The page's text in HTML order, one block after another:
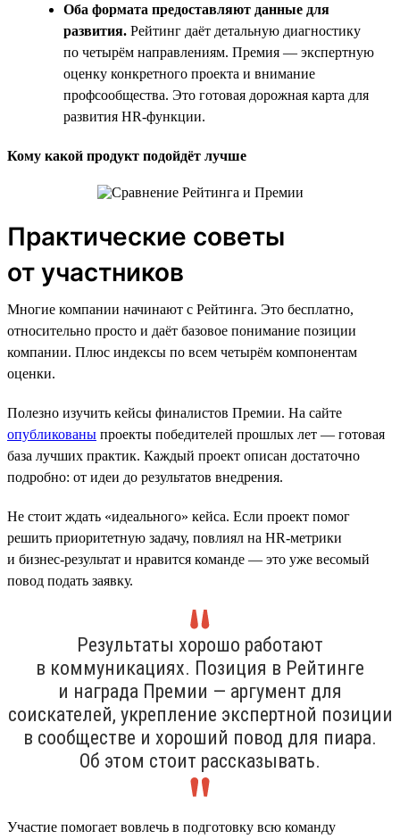
Оба формата предоставляют данные для
развития. Рейтинг даёт детальную диагностику
по четырём направлениям. Премия — экспертную
оценку конкретного проекта и внимание
профсообщества. Это готовая дорожная карта для
развития HR-функции.
Кому какой продукт подойдёт лучше
Практические советы
от участников
Многие компании начинают с Рейтинга. Это бесплатно,
относительно просто и даёт базовое понимание позиции
компании. Плюс индексы по всем четырём компонентам
оценки.
Полезно изучить кейсы финалистов Премии. На сайте
опубликованы проекты победителей прошлых лет — готовая
база лучших практик. Каждый проект описан достаточно
подробно: от идеи до результатов внедрения.
Не стоит ждать «идеального» кейса. Если проект помог
решить приоритетную задачу, повлиял на HR-метрики
и бизнес-результат и нравится команде — это уже весомый
повод подать заявку.
Результаты хорошо работают
в коммуникациях. Позиция в Рейтинге
и награда Премии — аргумент для
соискателей, укрепление экспертной позиции
в сообществе и хороший повод для пиара.
Об этом стоит рассказывать.
Участие помогает вовлечь в подготовку всю команду